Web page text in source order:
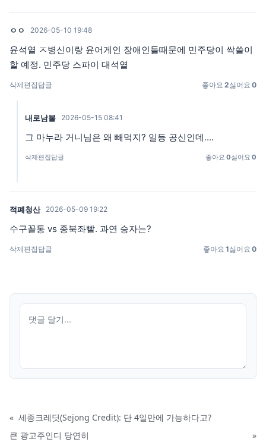
ㅇㅇ 2026-05-10 19:48
윤석열 ㅈ병신이랑 윤어게인 장애인들때문에 민주당이 싹쓸이
할 예정. 민주당 스파이 대석열
삭제편집 답글 좋아요 2싫어요 0
내로남불 2026-05-15 08:41
그 마누라 거니님은 왜 빼먹지? 일등 공신인데....
삭제편집답글 좋아요 0싫어요 0
적폐청산 2026-05-09 19:22
수구꼴통 vs 종북좌빨. 과연 승자는?
삭제편집 답글 좋아요 1싫어요 0
« 세종크레딧(Sejong Credit): 단 4일만에 가능하다고?
큰 광고주인디 당연히
»